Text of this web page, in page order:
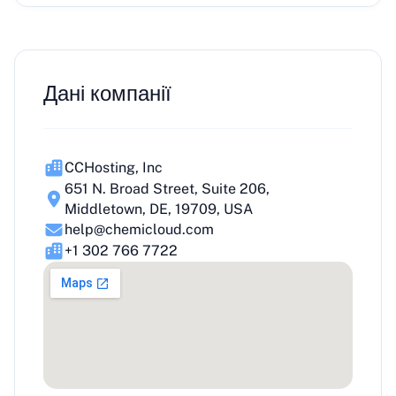
Дані компанії
CCHosting, Inc
651 N. Broad Street, Suite 206,
Middletown, DE, 19709, USA
help@chemicloud.com
+1 302 766 7722